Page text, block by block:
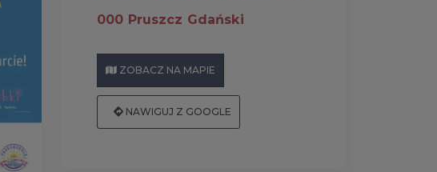
000 Pruszcz Gdański
ZOBACZ NA MAPIE
NAWIGUJ Z GOOGLE